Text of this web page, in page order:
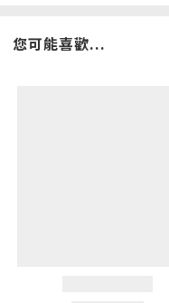
您可能喜歡...